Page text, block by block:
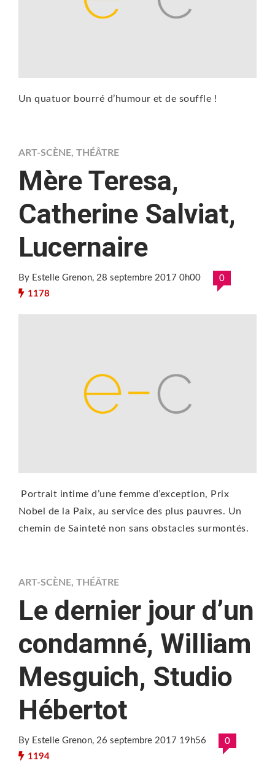
Un quatuor bourré d’humour et de souffle !
ART-SCÈNE, THÉÂTRE
Mère Teresa,
Catherine Salviat,
Lucernaire
By Estelle Grenon, 28 septembre 2017 0h00
0
1178
Portrait intime d’une femme d’exception, Prix
Nobel de la Paix, au service des plus pauvres. Un
chemin de Sainteté non sans obstacles surmontés.
ART-SCÈNE, THÉÂTRE
Le dernier jour d’un
condamné, William
Mesguich, Studio
Hébertot
By Estelle Grenon, 26 septembre 2017 19h56
0
1194